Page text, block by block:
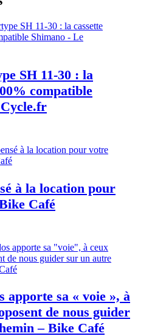
SH 11-30 : la
compatible
à la location pour
Café
apporte sa « voie », à
de nous guider
– Bike Café